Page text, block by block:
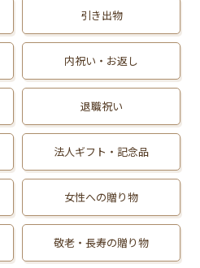
引き出物
内祝い・お返し
退職祝い
法人ギフト・記念品
女性への贈り物
敬老・長寿の贈り物